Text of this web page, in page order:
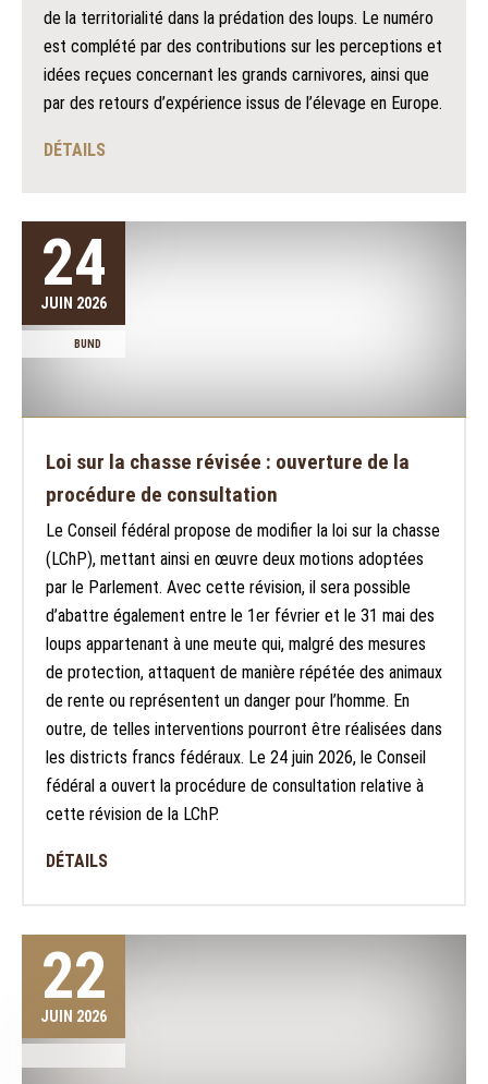
de la territorialité dans la prédation des loups. Le numéro
est complété par des contributions sur les perceptions et
idées reçues concernant les grands carnivores, ainsi que
par des retours d’expérience issus de l’élevage en Europe.
DÉTAILS
24
JUIN 2026
BUND
Loi sur la chasse révisée : ouverture de la
procédure de consultation
Le Conseil fédéral propose de modifier la loi sur la chasse
(LChP), mettant ainsi en œuvre deux motions adoptées
par le Parlement. Avec cette révision, il sera possible
d’abattre également entre le 1er février et le 31 mai des
loups appartenant à une meute qui, malgré des mesures
de protection, attaquent de manière répétée des animaux
de rente ou représentent un danger pour l’homme. En
outre, de telles interventions pourront être réalisées dans
les districts francs fédéraux. Le 24 juin 2026, le Conseil
fédéral a ouvert la procédure de consultation relative à
cette révision de la LChP.
DÉTAILS
22
JUIN 2026